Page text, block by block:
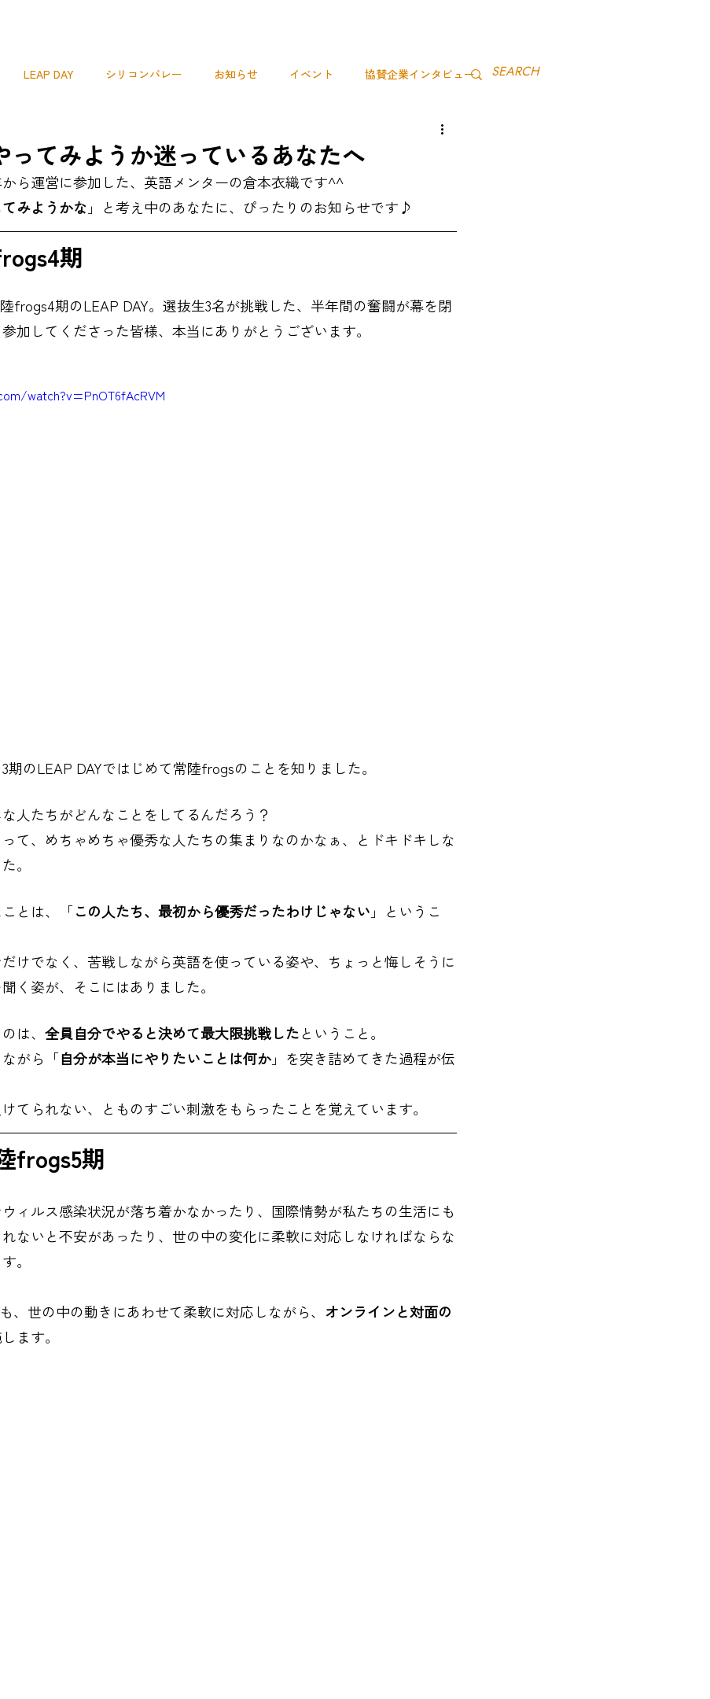
LEAP DAY シリコンバレー お知らせ イベント 協賛企業インタビュー
茨城ミライアカデミー
ってみようか迷っているあなたへ
ら運営に参加した、英語メンターの倉本衣織です^^
みようかな 」と考え中のあなたに、ぴったりのお知らせです♪
期
frogs4期のLEAP DAY。選抜生3名が挑戦した、半年間の奮闘が幕を閉
加してくださった皆様、本当にありがとうございます。
watch?v=PnOT6fAcRVM
期のLEAP DAYではじめて常陸frogsのことを知りました。
人たちがどんなことをしてるんだろう？
て、めちゃめちゃ優秀な人たちの集まりなのかなぁ、とドキドキしな
。
とは、「この人たち、最初から優秀だったわけじゃない 」というこ
けでなく、苦戦しながら英語を使っている姿や、ちょっと悔しそうに
く姿が、そこにはありました。
は、 全員自分でやると決めて最大限挑戦したということ。
がら「自分が本当にやりたいことは何か」を突き詰めてきた過程が伝
てられない、とものすごい刺激をもらったことを覚えています。
frogs5期
ィルス感染状況が落ち着かなかったり、国際情勢が私たちの生活にも
ないと不安があったり、世の中の変化に柔軟に対応しなければならな
。
、世の中の動きにあわせて柔軟に対応しながら、 オンラインと対面の
ます。